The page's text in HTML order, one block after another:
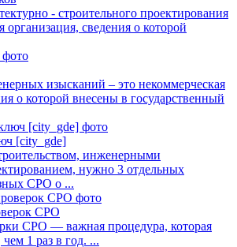
- строительного проектирования
организация, сведения о которой
изысканий – это некоммерческая
о которой внесены в государственный
[city_gde]
инженерными
нужно 3 отдельных
СРО о ...
СРО
СРО — важная процедура, которая
1 раз в год. ...